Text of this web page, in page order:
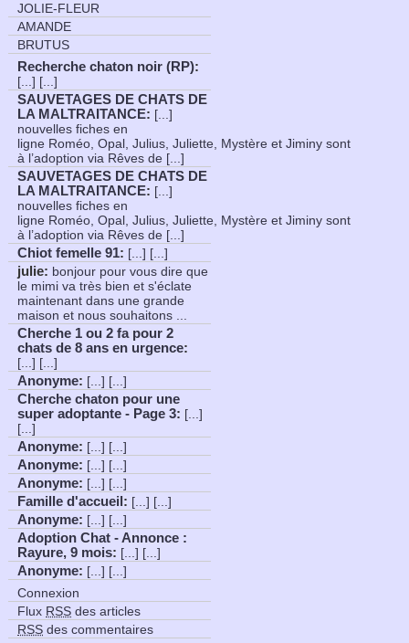
JOLIE-FLEUR
AMANDE
BRUTUS
Recherche chaton noir (RP):
[...] [...]
SAUVETAGES DE CHATS DE
LA MALTRAITANCE: [...]
nouvelles fiches en
ligne Roméo, Opal, Julius, Juliette, Mystère et Jiminy sont
à l’adoption via Rêves de [...]
SAUVETAGES DE CHATS DE
LA MALTRAITANCE: [...]
nouvelles fiches en
ligne Roméo, Opal, Julius, Juliette, Mystère et Jiminy sont
à l’adoption via Rêves de [...]
Chiot femelle 91: [...] [...]
julie: bonjour pour vous dire que
le mimi va très bien et s'éclate
maintenant dans une grande
maison et nous souhaitons ...
Cherche 1 ou 2 fa pour 2
chats de 8 ans en urgence:
[...] [...]
Anonyme: [...] [...]
Cherche chaton pour une
super adoptante - Page 3: [...]
[...]
Anonyme: [...] [...]
Anonyme: [...] [...]
Anonyme: [...] [...]
Famille d'accueil : [...] [...]
Anonyme: [...] [...]
Adoption Chat - Annonce :
Rayure, 9 mois: [...] [...]
Anonyme: [...] [...]
Connexion
Flux RSS des articles
RSS des commentaires